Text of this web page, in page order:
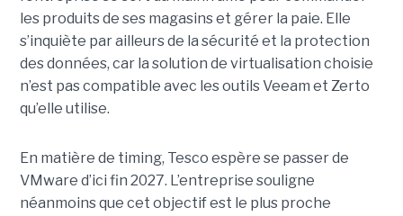
les produits de ses magasins et gérer la paie. Elle
s’inquiète par ailleurs de la sécurité et la protection
des données, car la solution de virtualisation choisie
n’est pas compatible avec les outils Veeam et Zerto
qu’elle utilise.
En matière de timing, Tesco espère se passer de
VMware d’ici fin 2027. L’entreprise souligne
néanmoins que cet objectif est le plus proche